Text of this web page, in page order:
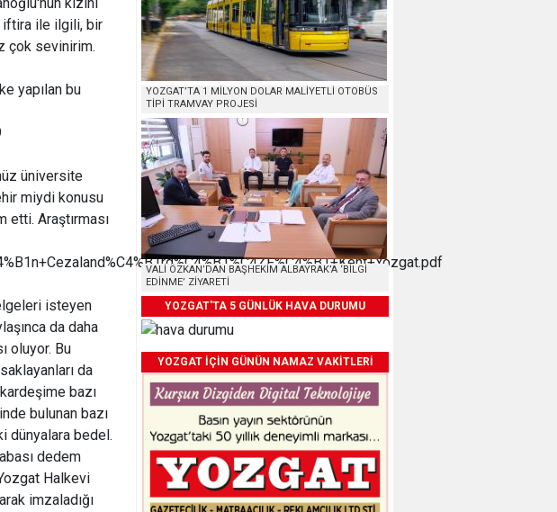
iftira ile ilgili, bir
çok sevinirim.
yapılan bu
üniversite
miydi konusu
etti. Araştırması
isteyen
da daha
oluyor. Bu
da
bazı
bulunan bazı
dünyalara bedel.
dedem
Halkevi
imzaladığı
YOZGAT’TA 1 MİLYON DOLAR MALİYETLİ OTOBÜS
TİPİ TRAMVAY PROJESİ
VALİ ÖZKAN’DAN BAŞHEKİM ALBAYRAK’A ‘BİLGİ
EDİNME’ ZİYARETİ
YOZGAT'TA 5 GÜNLÜK HAVA DURUMU
YOZGAT İÇİN GÜNÜN NAMAZ VAKİTLERİ